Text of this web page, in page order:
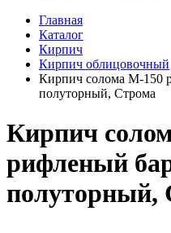
Главная
Каталог
Кирпич
Кирпич облицовочный
Кирпич солома М-150
полуторный, Строма
Кирпич
рифленый
полуторный,